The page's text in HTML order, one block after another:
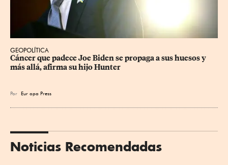
GEOPOLÍTICA
Cáncer que padece Joe Biden se propaga a sus huesos y
más allá, afirma su hijo Hunter
Por Eur opa Press
Noticias Recomendadas